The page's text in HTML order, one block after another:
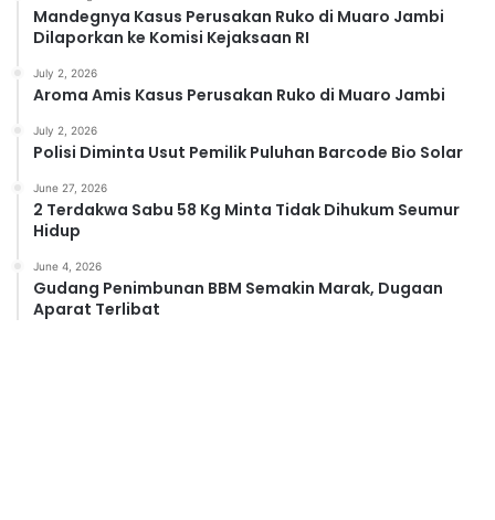
Mandegnya Kasus Perusakan Ruko di Muaro Jambi
Dilaporkan ke Komisi Kejaksaan RI
July 2, 2026
Aroma Amis Kasus Perusakan Ruko di Muaro Jambi
July 2, 2026
Polisi Diminta Usut Pemilik Puluhan Barcode Bio Solar
June 27, 2026
2 Terdakwa Sabu 58 Kg Minta Tidak Dihukum Seumur
Hidup
June 4, 2026
Gudang Penimbunan BBM Semakin Marak, Dugaan
Aparat Terlibat